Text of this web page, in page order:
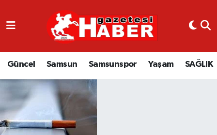
Güncel Samsun Samsunspor Yaşam SAĞLIK
GÜNCEL
SAMSUN
SAMSUNSPOR
EKONOMİ